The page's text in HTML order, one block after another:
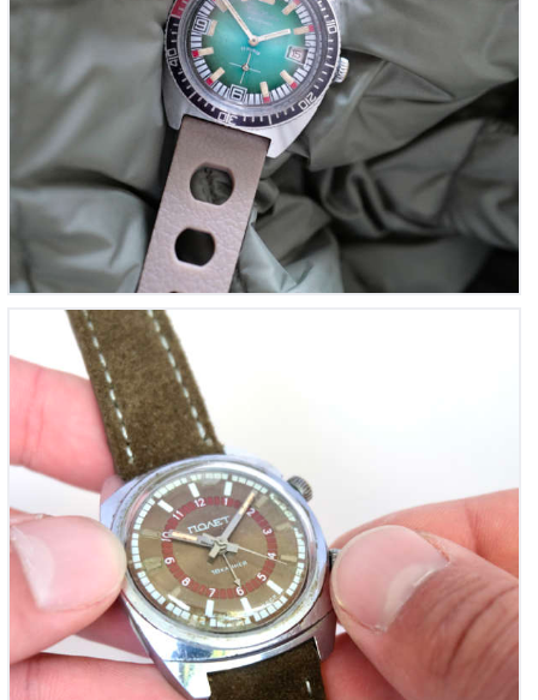
Poljot Soviétique à Alarme mécanique